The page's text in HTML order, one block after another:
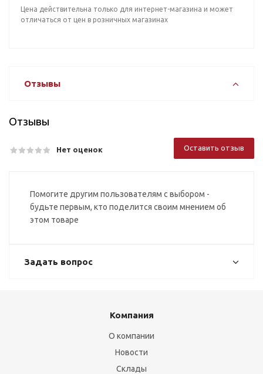
Цена действительна только для интернет-магазина и может
отличаться от цен в розничных магазинах
Отзывы
Отзывы
Нет оценок Оставить отзыв
Помогите другим пользователям с выбором -
будьте первым, кто поделится своим мнением об
этом товаре
Задать вопрос
Компания
О компании
Новости
Склады